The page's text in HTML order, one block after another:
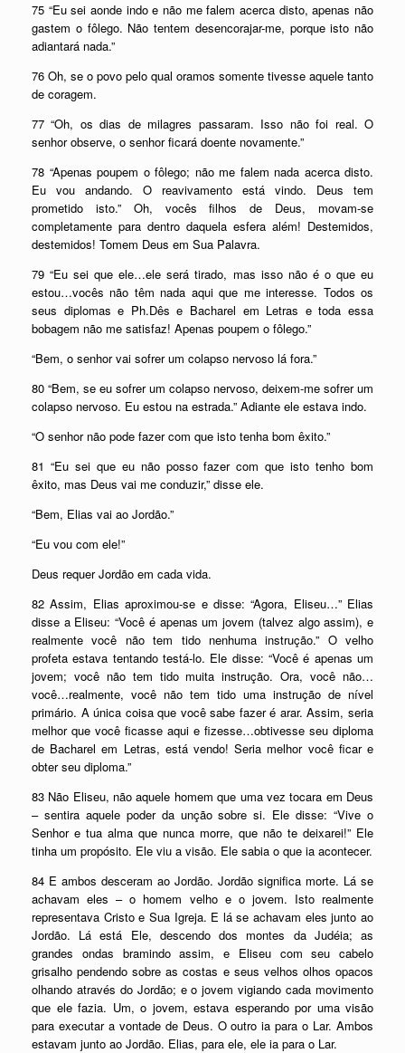
75 “Eu sei aonde indo e não me falem acerca disto, apenas não
gastem o fôlego. Não tentem desencorajar-me, porque isto não
adiantará nada.”
76 Oh, se o povo pelo qual oramos somente tivesse aquele tanto
de coragem.
77 “Oh, os dias de milagres passaram. Isso não foi real. O
senhor observe, o senhor ficará doente novamente.”
78 “Apenas poupem o fôlego; não me falem nada acerca disto.
Eu vou andando. O reavivamento está vindo. Deus tem
prometido isto.” Oh, vocês filhos de Deus, movam-se
completamente para dentro daquela esfera além! Destemidos,
destemidos! Tomem Deus em Sua Palavra.
79 “Eu sei que ele…ele será tirado, mas isso não é o que eu
estou…vocês não têm nada aqui que me interesse. Todos os
seus diplomas e Ph.Dês e Bacharel em Letras e toda essa
bobagem não me satisfaz! Apenas poupem o fôlego.”
“Bem, o senhor vai sofrer um colapso nervoso lá fora.”
80 “Bem, se eu sofrer um colapso nervoso, deixem-me sofrer um
colapso nervoso. Eu estou na estrada.” Adiante ele estava indo.
“O senhor não pode fazer com que isto tenha bom êxito.”
81 “Eu sei que eu não posso fazer com que isto tenho bom
êxito, mas Deus vai me conduzir,” disse ele.
“Bem, Elias vai ao Jordão.”
“Eu vou com ele!”
Deus requer Jordão em cada vida.
82 Assim, Elias aproximou-se e disse: “Agora, Eliseu…” Elias
disse a Eliseu: “Você é apenas um jovem (talvez algo assim), e
realmente você não tem tido nenhuma instrução.” O velho
profeta estava tentando testá-lo. Ele disse: “Você é apenas um
jovem; você não tem tido muita instrução. Ora, você não…
você…realmente, você não tem tido uma instrução de nível
primário. A única coisa que você sabe fazer é arar. Assim, seria
melhor que você ficasse aqui e fizesse…obtivesse seu diploma
de Bacharel em Letras, está vendo! Seria melhor você ficar e
obter seu diploma.”
83 Não Eliseu, não aquele homem que uma vez tocara em Deus
– sentira aquele poder da unção sobre si. Ele disse: “Vive o
Senhor e tua alma que nunca morre, que não te deixarei!” Ele
tinha um propósito. Ele viu a visão. Ele sabia o que ia acontecer.
84 E ambos desceram ao Jordão. Jordão significa morte. Lá se
achavam eles – o homem velho e o jovem. Isto realmente
representava Cristo e Sua Igreja. E lá se achavam eles junto ao
Jordão. Lá está Ele, descendo dos montes da Judéia; as
grandes ondas bramindo assim, e Eliseu com seu cabelo
grisalho pendendo sobre as costas e seus velhos olhos opacos
olhando através do Jordão; e o jovem vigiando cada movimento
que ele fazia. Um, o jovem, estava esperando por uma visão
para executar a vontade de Deus. O outro ia para o Lar. Ambos
estavam junto ao Jordão. Elias, para ele, ele ia para o Lar.